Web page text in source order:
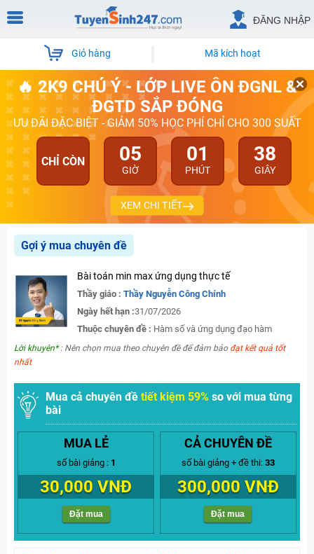
ĐĂNG NHẬP
Giỏ hàng Mã kích hoạt
🔥 2K9 CHÚ Ý - LỚP LIVE ÔN ĐGNL &
ĐGTD SẮP ĐÓNG
ƯU ĐÃI ĐẶC BIỆT - GIẢM 50% HỌC PHÍ CHỈ CHO 300 SUẤT
CHỈ CÒN 05
GIỜ
01
PHÚT
38
GIÂY
XEM CHI TIẾT
Gợi ý mua chuyên đề
Bài toán min max ứng dụng thực tế
Thầy giáo : Thầy Nguyễn Công Chính
Ngày hết hạn :31/07/2026
Thuộc chuyên đề : Hàm số và ứng dụng đạo hàm
Lời khuyên*: Nên chọn mua theo chuyên đề để đảm bảo đạt kết quả tốt
nhất
Mua cả chuyên đề tiết kiệm 59% so với mua từng
bài
MUA LẺ
số bài giảng : 1
30,000 VNĐ
Đặt mua
CẢ CHUYÊN ĐỀ
số bài giảng + đề thi: 33
300,000 VNĐ
Đặt mua